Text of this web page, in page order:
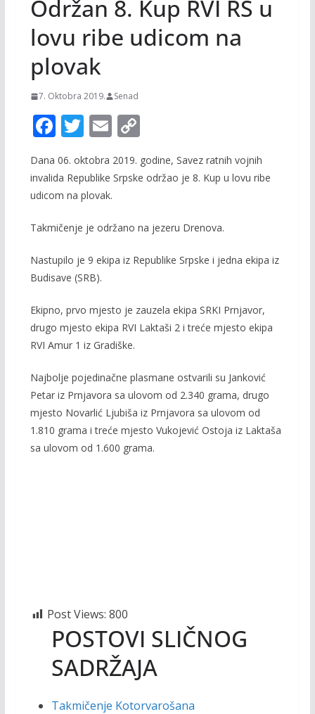
Održan 8. Kup RVI RS u
lovu ribe udicom na
plovak
7. Oktobra 2019. Senad
F
e
b
o
o
k
T
w
itt
er
E
ai
l
C
p
n
k
Dana 06. oktobra 2019. godine, Savez ratnih vojnih
invalida Republike Srpske održao je 8. Kup u lovu ribe
udicom na plovak.
Takmičenje je održano na jezeru Drenova.
Nastupilo je 9 ekipa iz Republike Srpske i jedna ekipa iz
Budisave (SRB).
Ekipno, prvo mjesto je zauzela ekipa SRKI Prnjavor,
drugo mjesto ekipa RVI Laktaši 2 i treće mjesto ekipa
RVI Amur 1 iz Gradiške.
Najbolje pojedinačne plasmane ostvarili su Janković
Petar iz Prnjavora sa ulovom od 2.340 grama, drugo
mjesto Novarlić Ljubiša iz Prnjavora sa ulovom od
1.810 grama i treće mjesto Vukojević Ostoja iz Laktaša
sa ulovom od 1.600 grama.
Post Views: 800
POSTOVI SLIČNOG
SADRŽAJA
Takmičenje Kotorvarošana